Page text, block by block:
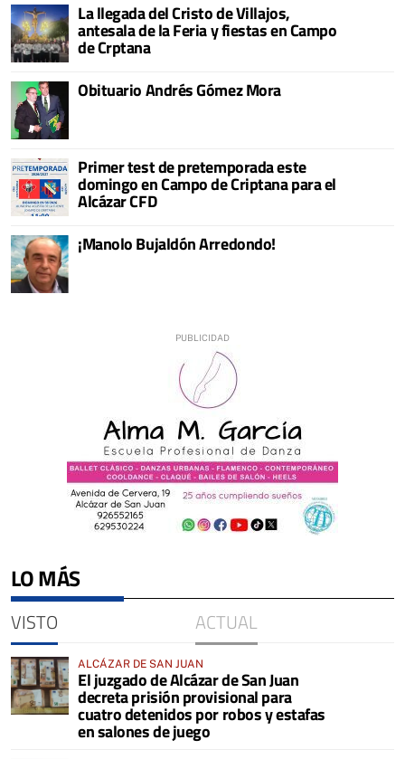
La llegada del Cristo de Villajos,
antesala de la Feria y fiestas en Campo
de Crptana
Obituario Andrés Gómez Mora
Primer test de pretemporada este
domingo en Campo de Criptana para el
Alcázar CFD
¡Manolo Bujaldón Arredondo!
LO MÁS
VISTO ACTUAL
ALCÁZAR DE SAN JUAN
El juzgado de Alcázar de San Juan
decreta prisión provisional para
cuatro detenidos por robos y estafas
en salones de juego